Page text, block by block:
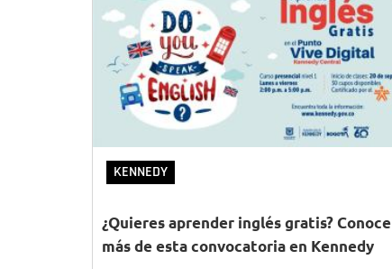
KENNEDY
¿Quieres aprender inglés gratis? Conoce
más de esta convocatoria en Kennedy